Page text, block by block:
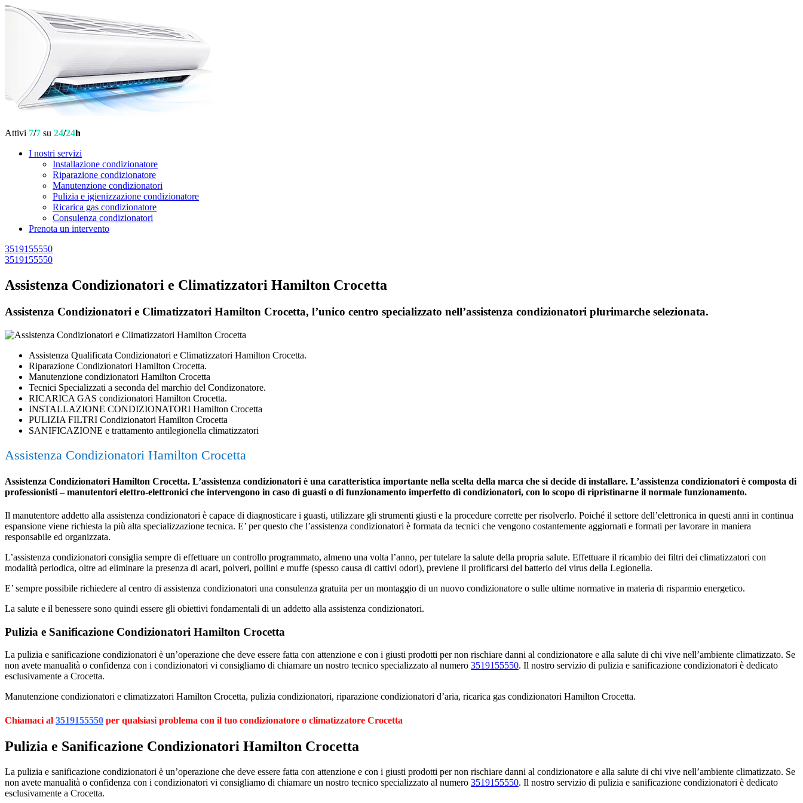
Attivi 7/7 su 24/24h
I nostri servizi
Installazione condizionatore
Riparazione condizionatore
Manutenzione condizionatori
Pulizia e igienizzazione condizionatore
Ricarica gas condizionatore
Consulenza condizionatori
Prenota un intervento
3519155550
3519155550
Assistenza Condizionatori e Climatizzatori Hamilton Crocetta
Assistenza Condizionatori e Climatizzatori Hamilton Crocetta, l’unico centro specializzato nell’assistenza condizionatori plurimarche selezionata.
Assistenza Qualificata Condizionatori e Climatizzatori Hamilton Crocetta.
Riparazione Condizionatori Hamilton Crocetta.
Manutenzione condizionatori Hamilton Crocetta
Tecnici Specializzati a seconda del marchio del Condizonatore.
RICARICA GAS condizionatori Hamilton Crocetta.
INSTALLAZIONE CONDIZIONATORI Hamilton Crocetta
PULIZIA FILTRI Condizionatori Hamilton Crocetta
SANIFICAZIONE e trattamento antilegionella climatizzatori
Assistenza Condizionatori Hamilton Crocetta
Assistenza Condizionatori Hamilton Crocetta. L’assistenza condizionatori è una caratteristica importante nella scelta della marca che si decide di installare. L’assistenza condizionatori è composta di
professionisti – manutentori elettro-elettronici che intervengono in caso di guasti o di funzionamento imperfetto di condizionatori, con lo scopo di ripristinarne il normale funzionamento.
Il manutentore addetto alla assistenza condizionatori è capace di diagnosticare i guasti, utilizzare gli strumenti giusti e la procedure corrette per risolverlo. Poiché il settore dell’elettronica in questi anni in continua
espansione viene richiesta la più alta specializzazione tecnica. E’ per questo che l’assistenza condizionatori è formata da tecnici che vengono costantemente aggiornati e formati per lavorare in maniera
responsabile ed organizzata.
L’assistenza condizionatori consiglia sempre di effettuare un controllo programmato, almeno una volta l’anno, per tutelare la salute della propria salute. Effettuare il ricambio dei filtri dei climatizzatori con
modalità periodica, oltre ad eliminare la presenza di acari, polveri, pollini e muffe (spesso causa di cattivi odori), previene il prolificarsi del batterio del virus della Legionella.
E’ sempre possibile richiedere al centro di assistenza condizionatori una consulenza gratuita per un montaggio di un nuovo condizionatore o sulle ultime normative in materia di risparmio energetico.
La salute e il benessere sono quindi essere gli obiettivi fondamentali di un addetto alla assistenza condizionatori.
Pulizia e Sanificazione Condizionatori Hamilton Crocetta
La pulizia e sanificazione condizionatori è un’operazione che deve essere fatta con attenzione e con i giusti prodotti per non rischiare danni al condizionatore e alla salute di chi vive nell’ambiente climatizzato. Se
non avete manualità o confidenza con i condizionatori vi consigliamo di chiamare un nostro tecnico specializzato al numero 3519155550. Il nostro servizio di pulizia e sanificazione condizionatori è dedicato
esclusivamente a Crocetta.
Manutenzione condizionatori e climatizzatori Hamilton Crocetta, pulizia condizionatori, riparazione condizionatori d’aria, ricarica gas condizionatori Hamilton Crocetta.
Chiamaci al 3519155550 per qualsiasi problema con il tuo condizionatore o climatizzatore Crocetta
Pulizia e Sanificazione Condizionatori Hamilton Crocetta
La pulizia e sanificazione condizionatori è un’operazione che deve essere fatta con attenzione e con i giusti prodotti per non rischiare danni al condizionatore e alla salute di chi vive nell’ambiente climatizzato. Se
non avete manualità o confidenza con i condizionatori vi consigliamo di chiamare un nostro tecnico specializzato al numero 3519155550. Il nostro servizio di pulizia e sanificazione condizionatori è dedicato
esclusivamente a Crocetta.